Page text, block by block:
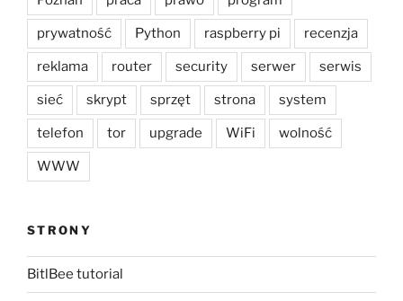
prywatność Python raspberry pi recenzja
reklama router security serwer serwis
sieć skrypt sprzęt strona system
telefon tor upgrade WiFi wolność
WWW
STRONY
BitlBee tutorial